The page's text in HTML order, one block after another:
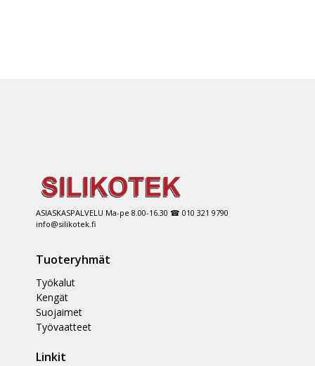
ASIASKASPALVELU Ma-pe 8.00-16.30 ☎ 010 321 9790
info@silikotek.fi
Tuoteryhmät
Työkalut
Kengät
Suojaimet
Työvaatteet
Linkit